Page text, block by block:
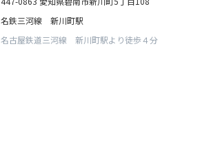
名鉄三河線 新川町駅
名古屋鉄道三河線 新川町駅より徒歩４分